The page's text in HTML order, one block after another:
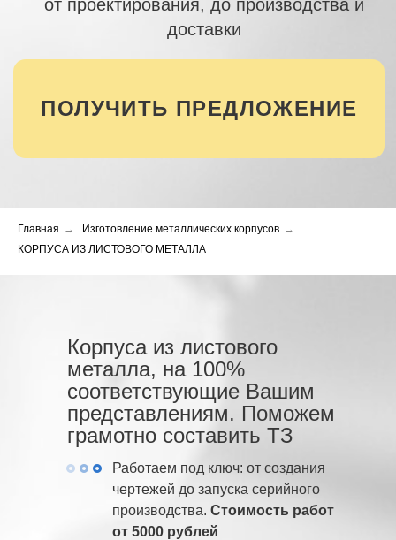
Главная → Изготовление металлических корпусов →
КОРПУСА ИЗ ЛИСТОВОГО МЕТАЛЛА
Корпуса из листового
металла, на 100%
соответствующие Вашим
представлениям. Поможем
грамотно составить ТЗ
Работаем под ключ: от создания
чертежей до запуска серийного
производства. Стоимость работ
от 5000 рублей